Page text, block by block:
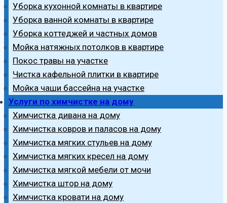
Уборка кухонной комнаты в квартире
Уборка ванной комнаты в квартире
Уборка коттеджей и частных домов
Мойка натяжных потолков в квартире
Покос травы на участке
Чистка кафельной плитки в квартире
Мойка чаши бассейна на участке
Услуги по химчистке на дому
Химчистка дивана на дому
Химчистка ковров и паласов на дому
Химчистка мягких стульев на дому
Химчистка мягких кресел на дому
Химчистка мягкой мебели от мочи
Химчистка штор на дому
Химчистка кровати на дому